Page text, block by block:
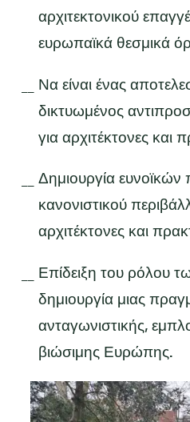
αρχιτεκτονικού
ευρωπαϊκά θεσμικά
Να είναι ένας
δικτυωμένος
για αρχιτέκτονες και
Δημιουργία ευνοϊκών
κανονιστικού
αρχιτέκτονες και
Επίδειξη του ρόλου
δημιουργία μιας
ανταγωνιστικής,
βιώσιμης Ευρώπης.